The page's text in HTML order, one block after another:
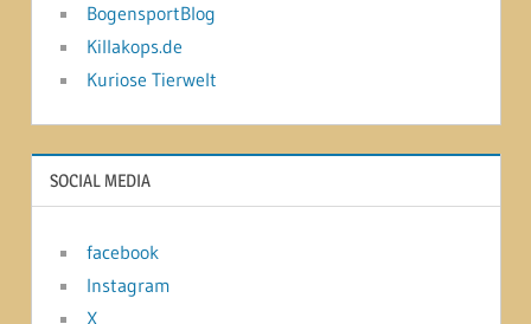
BogensportBlog
Killakops.de
Kuriose Tierwelt
SOCIAL MEDIA
facebook
Instagram
X